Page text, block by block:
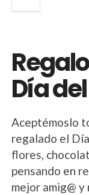
Día
Aceptémoslo
regalado el
flores,
pensando en
mejor amig@ y